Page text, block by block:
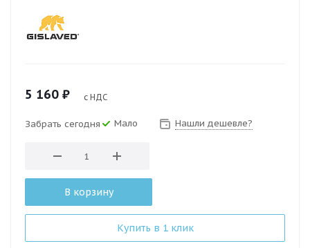
5 160 ₽ с НДС
Забрать сегодня Мало Нашли дешевле?
В корзину
Купить в 1 клик